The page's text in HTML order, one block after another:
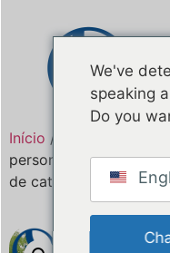
Início /
personalizado de 14,7
de catering certificado
We've
speaking
Do you